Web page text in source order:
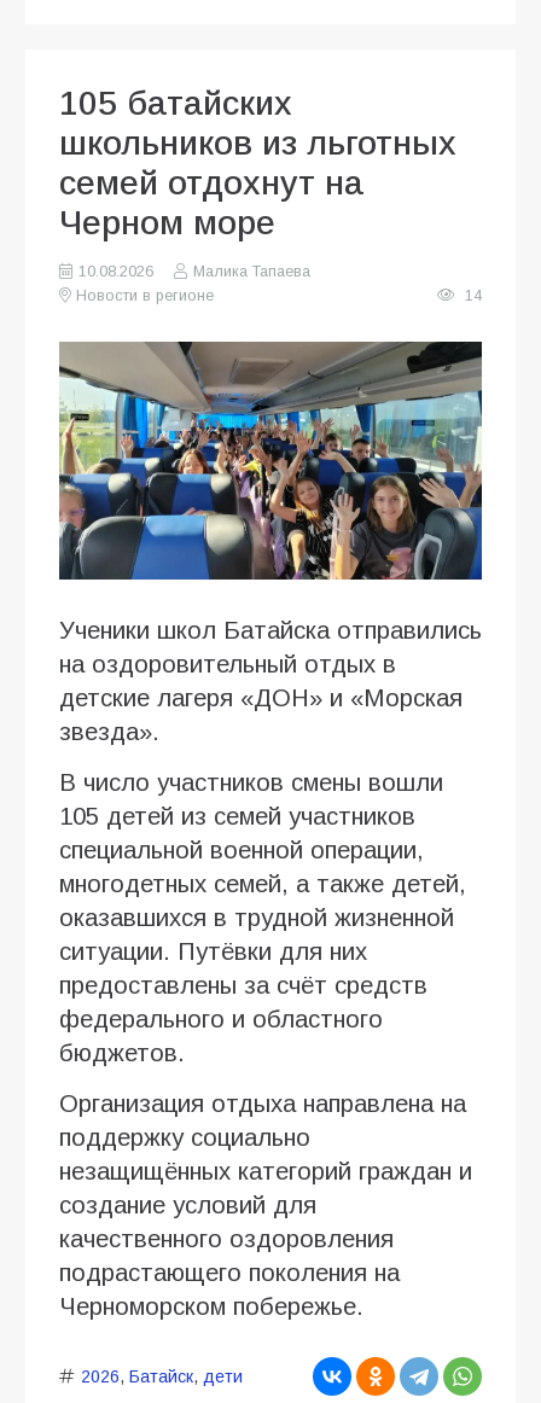
105 батайских
школьников из льготных
семей отдохнут на
Черном море
10.08.2026
Малика Тапаева
Новости в регионе
14
Ученики школ Батайска отправились
на оздоровительный отдых в
детские лагеря «ДОН» и «Морская
звезда».
В число участников смены вошли
105 детей из семей участников
специальной военной операции,
многодетных семей, а также детей,
оказавшихся в трудной жизненной
ситуации. Путёвки для них
предоставлены за счёт средств
федерального и областного
бюджетов.
Организация отдыха направлена на
поддержку социально
незащищённых категорий граждан и
создание условий для
качественного оздоровления
подрастающего поколения на
Черноморском побережье.
2026, Батайск, дети